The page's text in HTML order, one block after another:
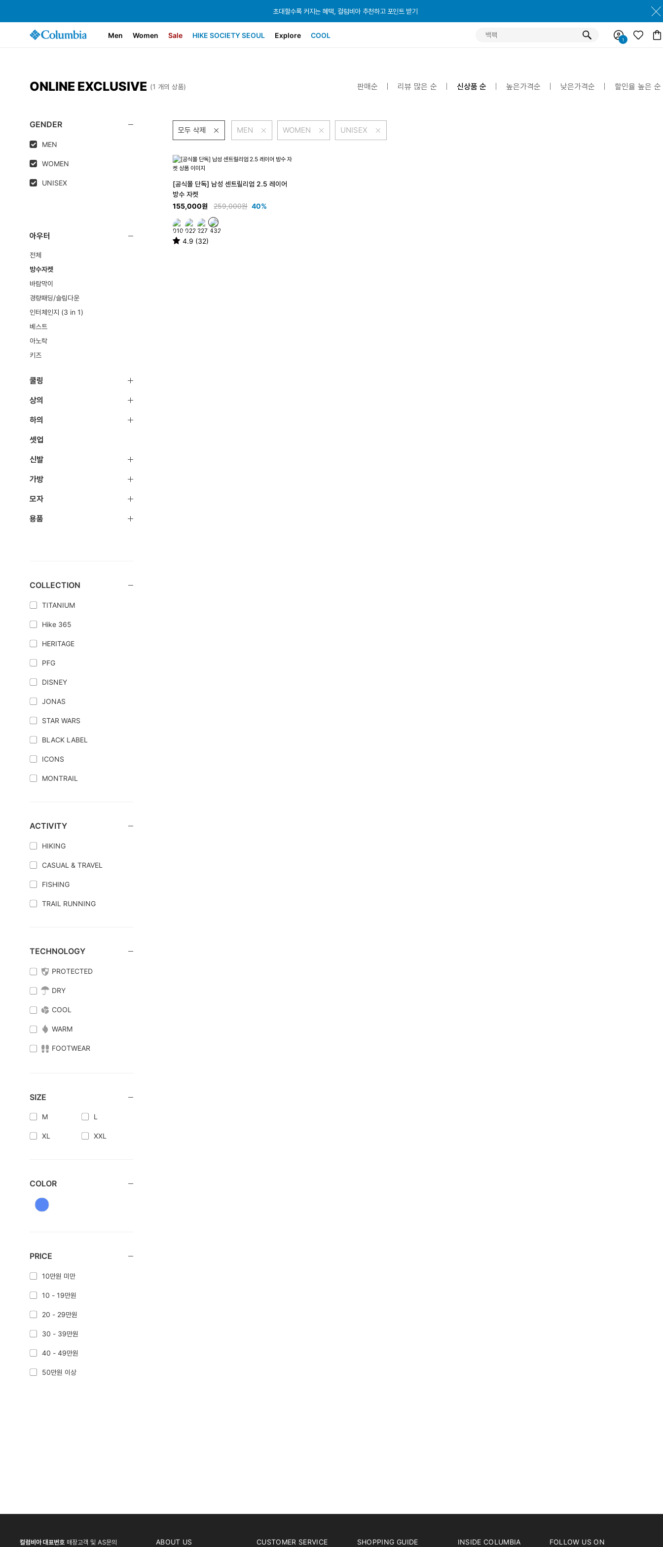
초대할수록 커지는 혜택, 컬럼비아 추천하고 포인트 받기
초대할수록 커지는 혜택, 컬럼비아 추천하고 포인트 받기
초대할수록 커지는 혜택, 컬럼비아 추천하고 포인트 받기
Men Women Sale HIKE SOCIETY SEOUL Explore COOL
ONLINE EXCLUSIVE (1 개의 상품) 판매순 리뷰 많은 순 신상품 순 높은가격순 낮은가격순 할인율 높은 순
GENDER
MEN
WOMEN
UNISEX
아우터
전체
방수자켓
바람막이
경량패딩/슬림다운
인터체인지 (3 in 1)
베스트
아노락
키즈
쿨링
상의
하의
셋업
신발
가방
모자
용품
COLLECTION
TITANIUM
Hike 365
HERITAGE
PFG
DISNEY
JONAS
STAR WARS
BLACK LABEL
ICONS
MONTRAIL
ACTIVITY
HIKING
CASUAL & TRAVEL
FISHING
TRAIL RUNNING
TECHNOLOGY
PROTECTED
DRY
COOL
WARM
FOOTWEAR
SIZE
M L
XL XXL
COLOR
PRICE
10만원 미만
10 - 19만원
20 - 29만원
30 - 39만원
40 - 49만원
50만원 이상
모두 삭제 MEN WOMEN UNISEX
[공식몰 단독] 남성 센트릴리엄 2.5 레이어
방수 자켓
155,000원
259,000원 40%
4.9 (32)
컬럼비아 대표번호 매장고객 및 AS문의 ABOUT US CUSTOMER SERVICE SHOPPING GUIDE INSIDE COLUMBIA FOLLOW US ON